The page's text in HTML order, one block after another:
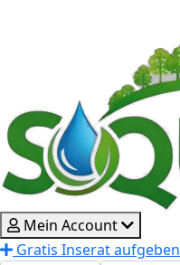
Mein Account
Gratis Inserat aufgeben